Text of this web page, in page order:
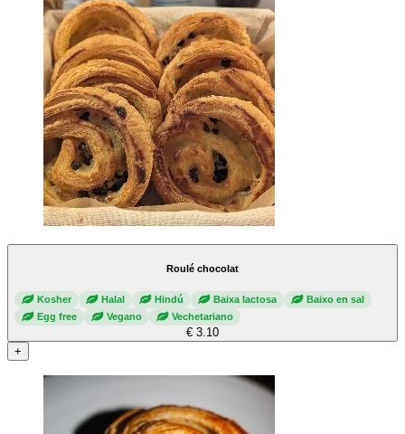
Roulé chocolat
Kosher Halal Hindú Baixa lactosa
Baixo en sal
Egg free
Vegano Vechetariano
€ 3.10
+